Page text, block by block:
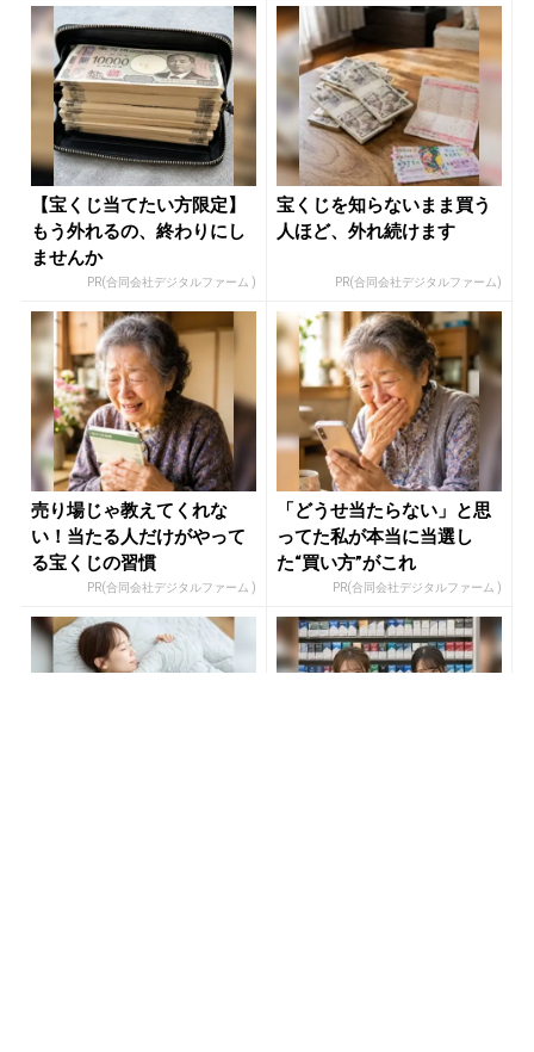
【宝くじ当てたい方限定】
もう外れるの、終わりにし
ませんか
PR(合同会社デジタルファーム )
宝くじを知らないまま買う
人ほど、外れ続けます
PR(合同会社デジタルファーム)
売り場じゃ教えてくれな
い！当たる人だけがやって
る宝くじの習慣
PR(合同会社デジタルファーム )
「どうせ当たらない」と思
ってた私が本当に当選し
た“買い方”がこれ
PR(合同会社デジタルファーム )